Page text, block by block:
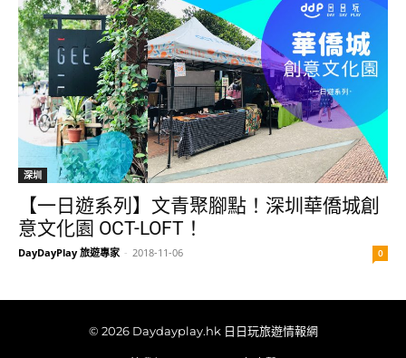
深圳
【一日遊系列】文青聚腳點！深圳華僑城創
意文化園 OCT-LOFT！
DayDayPlay 旅遊專家 - 2018-11-06 0
© 2026 Daydayplay.hk 日日玩旅遊情報網